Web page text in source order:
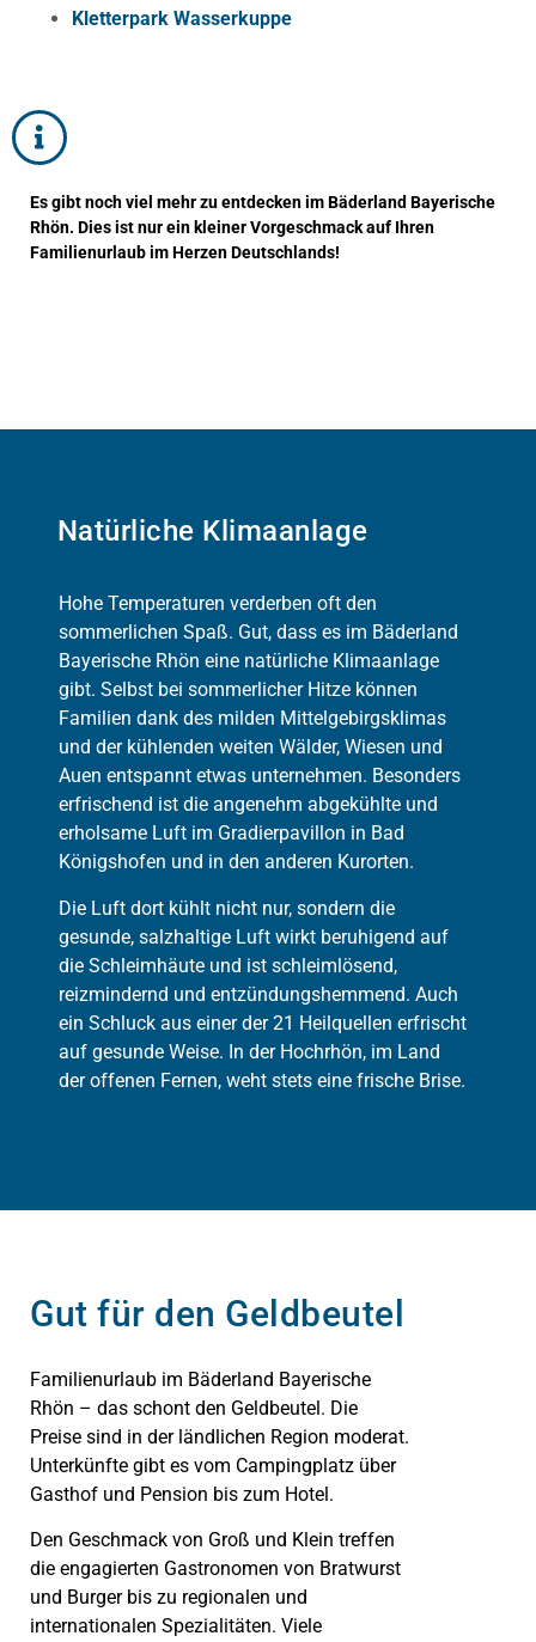
Kletterpark Wasserkuppe
Es gibt noch viel mehr zu entdecken im Bäderland Bayerische
Rhön. Dies ist nur ein kleiner Vorgeschmack auf Ihren
Familienurlaub im Herzen Deutschlands!
Natürliche Klimaanlage
Hohe Temperaturen verderben oft den
sommerlichen Spaß. Gut, dass es im Bäderland
Bayerische Rhön eine natürliche Klimaanlage
gibt. Selbst bei sommerlicher Hitze können
Familien dank des milden Mittelgebirgsklimas
und der kühlenden weiten Wälder, Wiesen und
Auen entspannt etwas unternehmen. Besonders
erfrischend ist die angenehm abgekühlte und
erholsame Luft im Gradierpavillon in Bad
Königshofen und in den anderen Kurorten.
Die Luft dort kühlt nicht nur, sondern die
gesunde, salzhaltige Luft wirkt beruhigend auf
die Schleimhäute und ist schleimlösend,
reizmindernd und entzündungshemmend. Auch
ein Schluck aus einer der 21 Heilquellen erfrischt
auf gesunde Weise. In der Hochrhön, im Land
der offenen Fernen, weht stets eine frische Brise.
Gut für den Geldbeutel
Familienurlaub im Bäderland Bayerische
Rhön – das schont den Geldbeutel. Die
Preise sind in der ländlichen Region moderat.
Unterkünfte gibt es vom Campingplatz über
Gasthof und Pension bis zum Hotel.
Den Geschmack von Groß und Klein treffen
die engagierten Gastronomen von Bratwurst
und Burger bis zu regionalen und
internationalen Spezialitäten. Viele